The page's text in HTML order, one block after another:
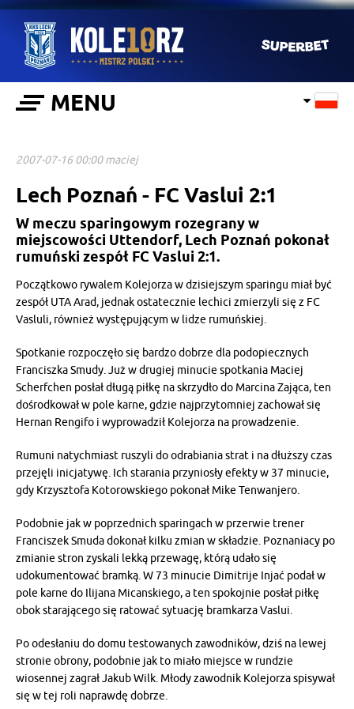
MENU
2007-07-16 00:00 maciej
Lech Poznań - FC Vaslui 2:1
W meczu sparingowym rozegrany w
miejscowości Uttendorf, Lech Poznań pokonał
rumuński zespół FC Vaslui 2:1.
Początkowo rywalem Kolejorza w dzisiejszym sparingu miał być
zespół UTA Arad, jednak ostatecznie lechici zmierzyli się z FC
Vasluli, również występującym w lidze rumuńskiej.
Spotkanie rozpoczęło się bardzo dobrze dla podopiecznych
Franciszka Smudy. Już w drugiej minucie spotkania Maciej
Scherfchen posłał długą piłkę na skrzydło do Marcina Zająca, ten
dośrodkował w pole karne, gdzie najprzytomniej zachował się
Hernan Rengifo i wyprowadził Kolejorza na prowadzenie.
Rumuni natychmiast ruszyli do odrabiania strat i na dłuższy czas
przejęli inicjatywę. Ich starania przyniosły efekty w 37 minucie,
gdy Krzysztofa Kotorowskiego pokonał Mike Tenwanjero.
Podobnie jak w poprzednich sparingach w przerwie trener
Franciszek Smuda dokonał kilku zmian w składzie. Poznaniacy po
zmianie stron zyskali lekką przewagę, którą udało się
udokumentować bramką. W 73 minucie Dimitrije Injać podał w
pole karne do Ilijana Micanskiego, a ten spokojnie posłał piłkę
obok starającego się ratować sytuację bramkarza Vaslui.
Po odesłaniu do domu testowanych zawodników, dziś na lewej
stronie obrony, podobnie jak to miało miejsce w rundzie
wiosennej zagrał Jakub Wilk. Młody zawodnik Kolejorza spisywał
się w tej roli naprawdę dobrze.